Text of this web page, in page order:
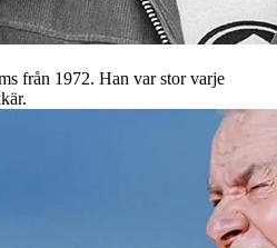
från 1972. Han var stor varje